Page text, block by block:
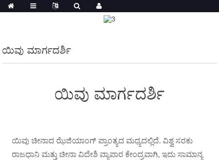
ಯಿವು ಮಾರ್ಗದರ್ಶಿ
ಯಿವು ಮಾರ್ಗದರ್ಶಿ
ಯಿವು ಚೀನಾದ ಝೆಜಿಯಾಂಗ್ ಪ್ರಾಂತ್ಯದ ಮಧ್ಯದಲ್ಲಿದೆ. ವಿಶ್ವ ಸರಕು
ರಾಜಧಾನಿ ಮತ್ತು ಚೀನಾ ವಿದೇಶಿ ವ್ಯಾಪಾರ ಕೇಂದ್ರವಾಗಿ, ಇದು ಸಾಮಾನ್ಯ